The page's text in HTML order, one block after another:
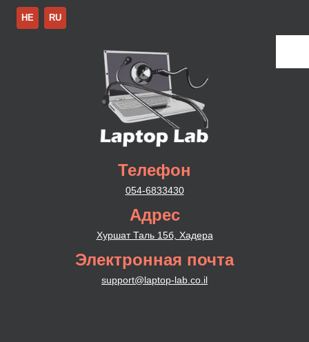
HE RU
Телефон
054-6833430
Адрес
Хуршат Таль 15б, Хадера
Электронная почта
support@laptop-lab.co.il